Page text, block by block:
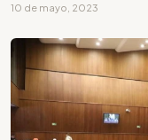
10 de mayo, 2023